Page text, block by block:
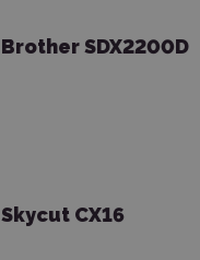
Brother SDX2200D
Skycut CX16